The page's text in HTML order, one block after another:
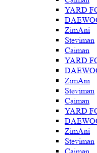
YARD
ZimAni
Steviman
Caiman
YARD
ZimAni
Steviman
Caiman
YARD
ZimAni
Steviman